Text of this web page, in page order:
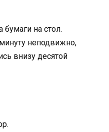
на стол.
неподвижно,
внизу десятой